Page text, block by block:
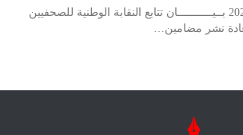
تونس في 7 أوت 2026 بــيـــــــــــان تتابع النقابة الوطنية للصحفيين
نشر مضامين…